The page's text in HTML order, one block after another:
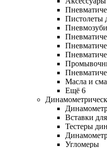
Пистолеты
Масла и
Ещё 6
Вставки
Тестеры
Угломеры